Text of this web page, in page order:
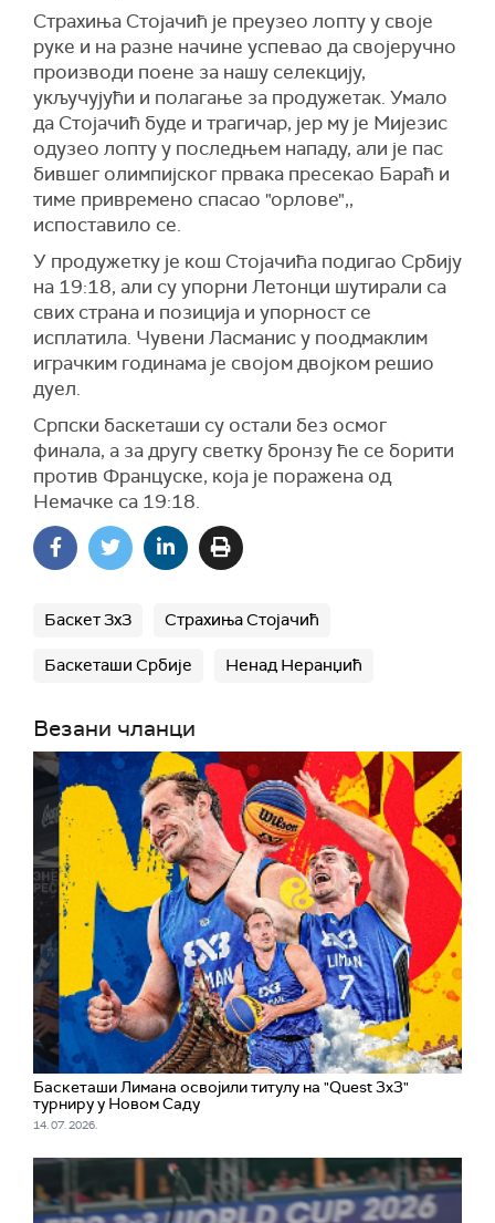
Страхиња Стојачић је преузео лопту у своје
руке и на разне начине успевао да својеручно
производи поене за нашу селекцију,
укључујући и полагање за продужетак. Умало
да Стојачић буде и трагичар, јер му је Мијезис
одузео лопту у последњем нападу, али је пас
бившег олимпијског првака пресекао Бараћ и
тиме привремено спасао "орлове",,
испоставило се.
У продужетку је кош Стојачића подигао Србију
на 19:18, али су упорни Летонци шутирали са
свих страна и позиција и упорност се
исплатила. Чувени Ласманис у поодмаклим
играчким годинама је својом двојком решио
дуел.
Српски баскеташи су остали без осмог
финала, а за другу светку бронзу ће се борити
против Француске, која је поражена од
Немачке са 19:18.
Баскет 3х3 Страхиња Стојачић
Баскеташи Србије Ненад Неранџић
Везани чланци
Баскеташи Лимана освојили титулу на "Quest 3x3"
турниру у Новом Саду
14. 07. 2026.